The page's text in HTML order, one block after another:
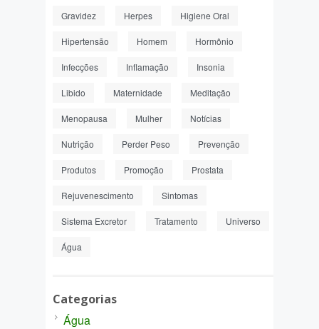
Gravidez Herpes Higiene Oral
Hipertensão Homem Hormônio
Infecções Inflamação Insonia
Libido Maternidade Meditação
Menopausa Mulher Notícias
Nutrição Perder Peso Prevenção
Produtos Promoção Prostata
Rejuvenescimento Sintomas
Sistema Excretor Tratamento Universo
Água
Categorias
Água